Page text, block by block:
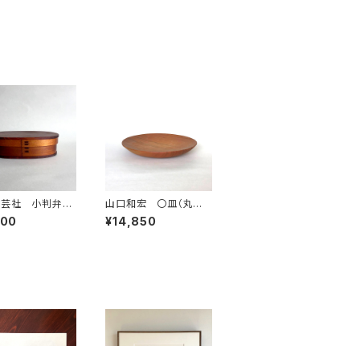
芸社 小判弁当
き漆
山口和宏 〇皿（丸皿）
【中】 ヤマザクラ Ⓑ
¥14,850